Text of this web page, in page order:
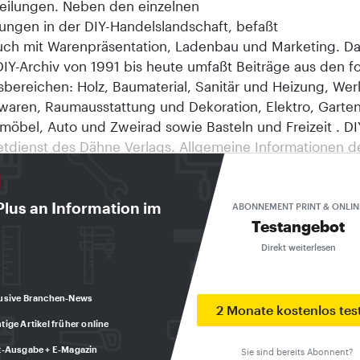
an Information im
Branchen-News
Artikel früher online
Ausgabe + E-Magazin
ABONNEMENT PRINT &
Testangebot
Direkt weiterlesen
2 Monate kostenlos
Sie sind bereits Abonnent?
Neben den einzelnen
in der DIY-Handelslandschaft, befaßt
mit Warenpräsentation, Ladenbau und Marketing.
Archiv von 1991 bis heute umfaßt Beiträge aus den
Holz, Baumaterial, Sanitär und Heizung,
Raumausstattung und Dekoration, Elektro,
Auto und Zweirad sowie Basteln und Freizeit .
des Dähne Verlags. Allgemeine Informationen
Sie unter http://www.daehne.de . Das diy-
des Internet-Service-Partners DeDeNet
Entwicklungen GmbH, Ettlingen. © Copyright 1998,
ZUR PERSON Neue Leitung Rainer Müller ist
Abteilung Marketing von Desowag, Düsseldorf. Er tritt die
von Hans-Jürgen Hennecke an, der Rainer Müller in den
getreten ist. In seiner neuen Funktion zeichnet der
des Marketingleiters verantwortlich für die Bereiche
Handelsmarketing und Werbung. Petermann geht
ist aus persönlichen Gründen als Mitglied des